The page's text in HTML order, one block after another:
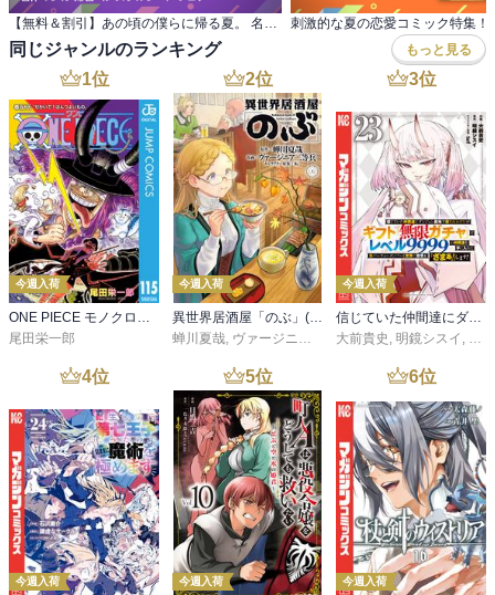
刺激的な夏の恋愛コミック特集！
同じジャンルのランキング もっと見る
1位
今週入荷
ONE PIECE モノクロ版 115
尾田栄一郎
2位
今週入荷
異世界居酒屋「のぶ」(22)
蝉川夏哉, ヴァージニア二等兵 ,転
3位
今週入荷
信じていた仲間達にダンジョン奥地で殺されかけたがギフト『無限ガチャ』でレベル９９９９の仲間達を手に入れて元パーティーメンバーと世界に復讐＆『ざまぁ！』します！（２３）
大前貴史 , 明鏡シスイ , ｔ
4位
今週入荷
5位
今週入荷
6位
今週入荷